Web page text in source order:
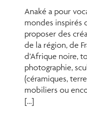
Anaké a pour
mondes inspirés
proposer des
de la région, de
d’Afrique noire,
photographie,
(céramiques,
mobiliers ou
[…]